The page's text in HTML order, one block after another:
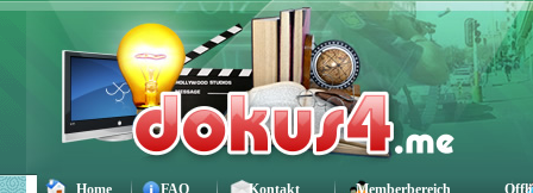
Home FAQ Kontakt Memberbereich